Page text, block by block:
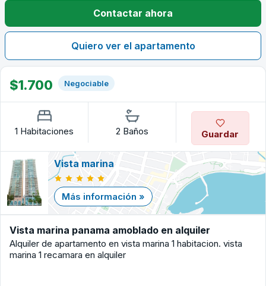
Contactar ahora
Quiero ver el apartamento
$1.700 Negociable
1 Habitaciones 2 Baños Guardar
Vista marina
Más información »
Vista marina panama amoblado en alquiler
Alquiler de apartamento en vista marina 1 habitacion. vista
marina 1 recamara en alquiler